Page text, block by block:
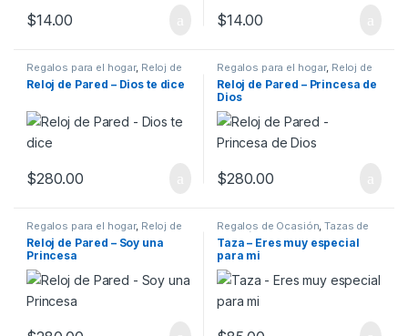
$14.00 $14.00
Regalos para el hogar, Reloj de
Pared
Reloj de Pared – Dios te dice
$280.00
Regalos para el hogar, Reloj de
Pared
Reloj de Pared – Princesa de
Dios
$280.00
Regalos para el hogar, Reloj de
Pared
Reloj de Pared – Soy una
Princesa
Regalos de Ocasión,Tazas de
Ocasión
Taza – Eres muy especial
para mi